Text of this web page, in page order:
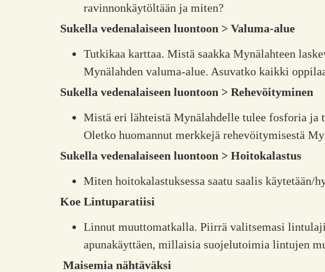
ravinnonkäytöltään ja miten?
Sukella vedenalaiseen luontoon > Valuma-alue
Tutkikaa karttaa. Mistä saakka Mynälahteen
Mynälahden valuma-alue. Asuvatko kaikki
Sukella vedenalaiseen luontoon > Rehevöityminen
Mistä eri lähteistä Mynälahdelle tulee fosforia
Oletko huomannut merkkejä rehevöitymisestä
Sukella vedenalaiseen luontoon > Hoitokalastus
Miten hoitokalastuksessa saatu saalis
Koe Lintuparatiisi
Linnut muuttomatkalla. Piirrä valitsemasi
apunakäyttäen, millaisia suojelutoimia lintujen
Maisemia nähtäväksi